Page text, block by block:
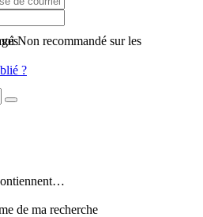
?
de ma recherche